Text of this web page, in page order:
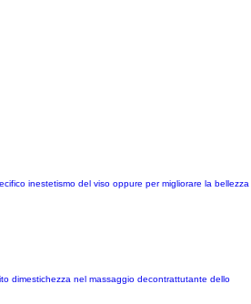
inestetismo del viso oppure per migliorare la bellezza
dimestichezza nel massaggio decontrattutante dello